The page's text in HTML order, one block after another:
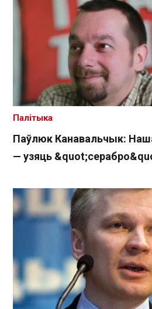
Паўлюк Канавальчык:
— узяць
Палітыка